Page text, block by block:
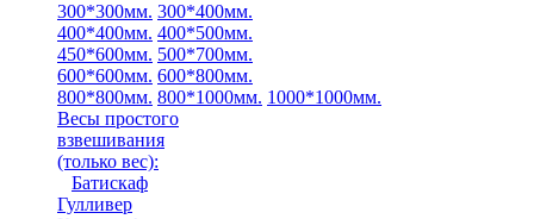
300*300мм. 300*400мм.
400*400мм. 400*500мм.
450*600мм. 500*700мм.
600*600мм. 600*800мм.
800*800мм. 800*1000мм. 1000*1000мм.
Весы простого
взвешивания
(только вес):
Батискаф
Гулливер